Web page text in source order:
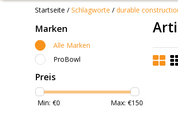
Startseite / Schlagworte / durable
Marken
Alle Marken
ProBowl
Preis
Min: €0 Max: €150